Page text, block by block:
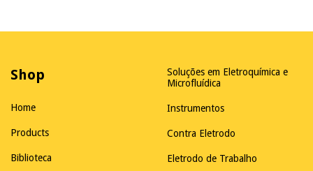
Shop
Home
Products
Biblioteca
Soluções em Eletroquímica e
Microfluídica
Instrumentos
Contra Eletrodo
Eletrodo de Trabalho